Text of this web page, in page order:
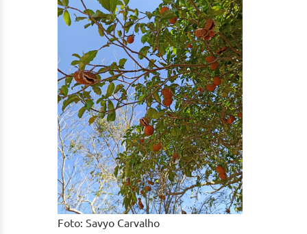
Foto: Savyo Carvalho